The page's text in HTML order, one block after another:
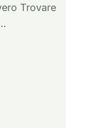
Trovare